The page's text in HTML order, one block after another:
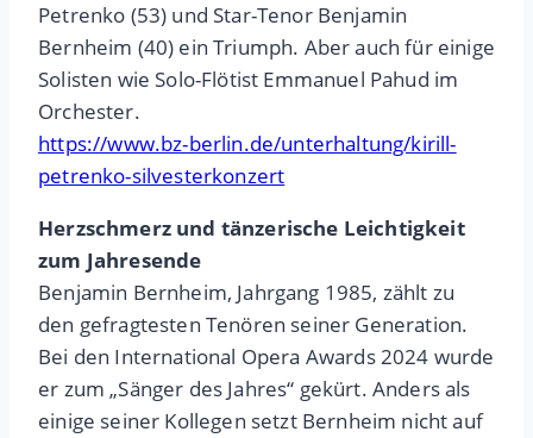
Petrenko (53) und Star-Tenor Benjamin
Bernheim (40) ein Triumph. Aber auch für einige
Solisten wie Solo-Flötist Emmanuel Pahud im
Orchester.
https://www.bz-berlin.de/unterhaltung/kirill-
petrenko-silvesterkonzert
Herzschmerz und tänzerische Leichtigkeit
zum Jahresende
Benjamin Bernheim, Jahrgang 1985, zählt zu
den gefragtesten Tenören seiner Generation.
Bei den International Opera Awards 2024 wurde
er zum „Sänger des Jahres“ gekürt. Anders als
einige seiner Kollegen setzt Bernheim nicht auf